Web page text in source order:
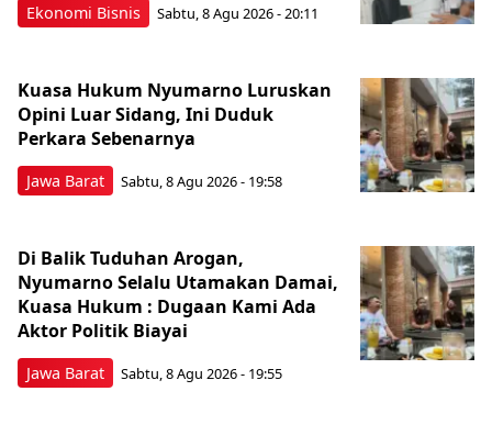
Ekonomi Bisnis Sabtu, 8 Agu 2026 - 20:11
Jawa Barat
Kuasa Hukum Nyumarno Luruskan
Opini Luar Sidang, Ini Duduk
Perkara Sebenarnya ​
Sabtu, 8 Agu 2026 - 19:58
Jawa Barat
Di Balik Tuduhan Arogan,
Nyumarno Selalu Utamakan Damai,
Kuasa Hukum : Dugaan Kami Ada
Aktor Politik Biayai
Sabtu, 8 Agu 2026 - 19:55